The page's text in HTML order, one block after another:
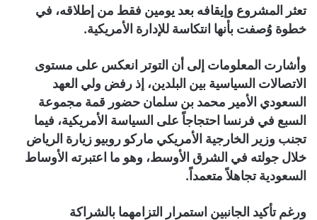
تعثر المشروع وإيقافه بعد يومين فقط من إطلاقه، في
خطوة وُصفت بأنها انتكاسة للإدارة الأمريكية.
وأشارت المعلومات إلى أن التوتر انعكس على مستوى
الاتصالات السياسية بين البلدين، إذ رفض ولي العهد
السعودي الأمير محمد بن سلمان حضور قمة مجموعة
السبع في فرنسا احتجاجاً على السياسة الأمريكية، فيما
تجنب وزير الخارجية الأمريكي ماركو روبيو زيارة الرياض
خلال جولته في الشرق الأوسط، وهو ما اعتبرته الأوساط
السعودية تجاهلاً متعمداً.
ورغم تأكيد الجانبين استمرار التزامهما بالشراكة